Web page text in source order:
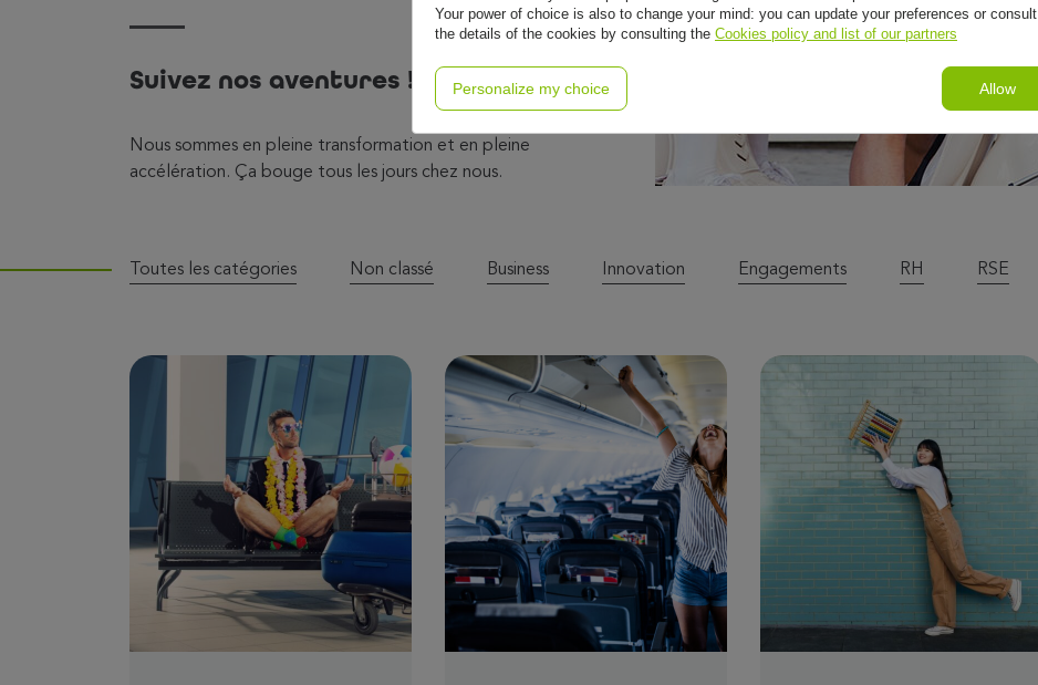
Suivez nos aventures !
Nous sommes en pleine transformation et en pleine
accélération. Ça bouge tous les jours chez nous.
Toutes les catégories Non classé Business Innovation Engagements RH RSE
Your power of choice is also to change your mind: you can update your preferences or consult
the details of the cookies by consulting the Cookies policy and list of our partners
Personalize my choice Allow